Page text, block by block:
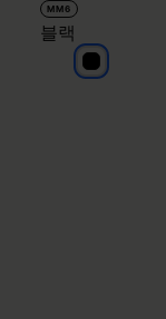
MM6
블랙
블랙